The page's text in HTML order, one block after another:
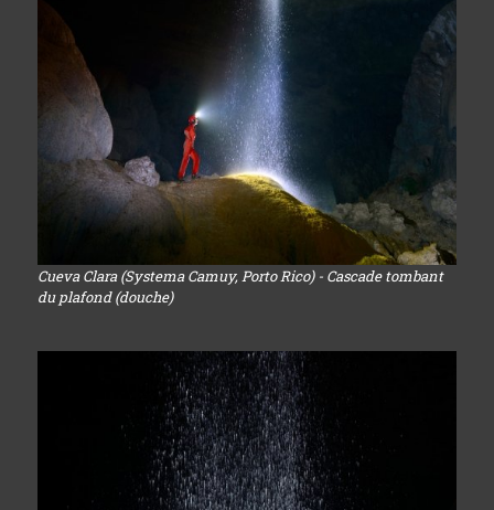
Cueva Clara (Systema Camuy, Porto Rico) - Cascade tombant
du plafond (douche)